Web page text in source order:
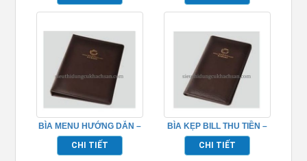
BÌA MENU HƯỚNG DẪN –
TP695048
CHI TIẾT
BÌA KẸP BILL THU TIỀN –
TP695047
CHI TIẾT